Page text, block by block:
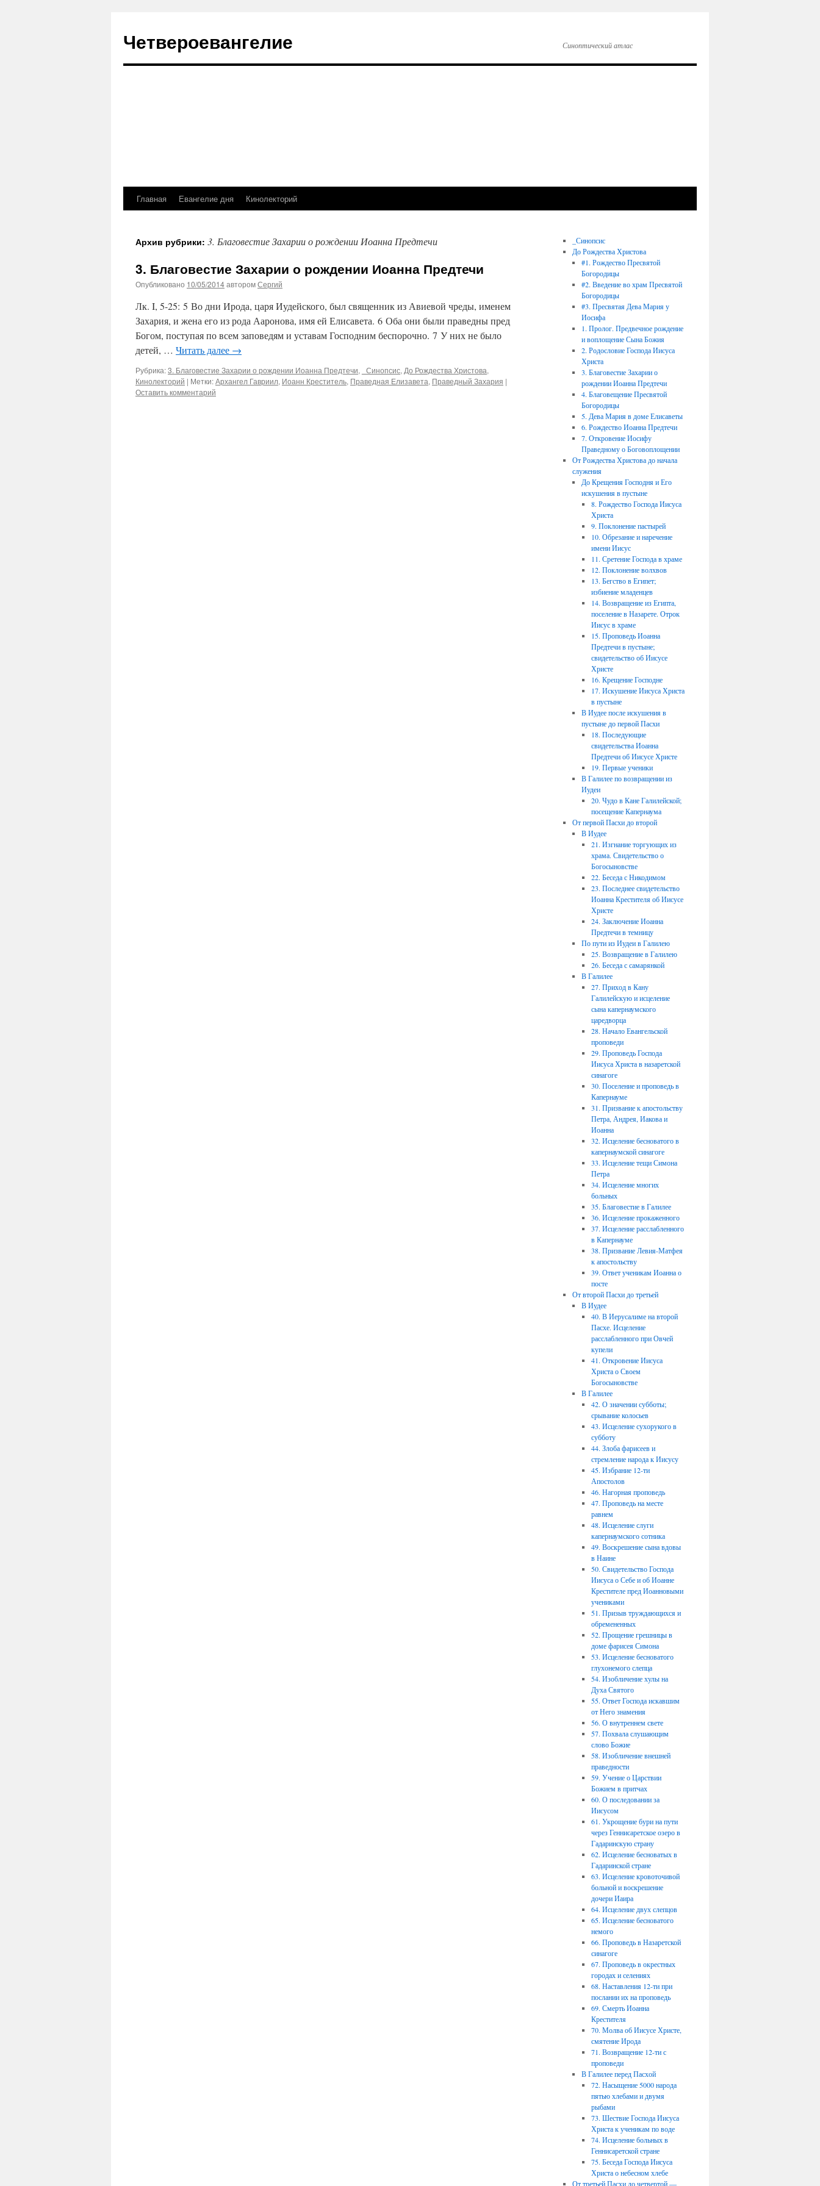
Четвероевангелие Синоптический атлас
Перейти
содержимому
Главная Евангелие дня Кинолекторий
Архив рубрики: 3. Благовестие Захарии о рождении Иоанна Предтечи
3. Благовестие Захарии о рождении Иоанна Предтечи
Опубликовано 10/05/2014авторомСергий
Лк. I, 5-25: 5 Во дни Ирода, царя Иудейского, был священник из Авиевой чреды, именем
Захария, и жена его из рода Ааронова, имя ей Елисавета. 6 Оба они были праведны пред
Богом, поступая по всем заповедям и уставам Господним беспорочно. 7 У них не было
детей, … Читать далее →
Рубрика:3. Благовестие Захарии о рождении Иоанна Предтечи, _Синопсис, До Рождества Христова,
Кинолекторий | Метки:Архангел Гавриил, Иоанн Креститель, Праведная Елизавета, Праведный Захария |
Оставить комментарий
_Синопсис
До Рождества Христова
#1. Рождество Пресвятой
Богородицы
#2. Введение во храм Пресвятой
Богородицы
#3. Пресвятая Дева Мария у
Иосифа
1. Пролог. Предвечное рождение
и воплощение Сына Божия
2. Родословие Господа Иисуса
Христа
3. Благовестие Захарии о
рождении Иоанна Предтечи
4. Благовещение Пресвятой
Богородицы
5. Дева Мария в доме Елисаветы
6. Рождество Иоанна Предтечи
7. Откровение Иосифу
Праведному о Боговоплощении
От Рождества Христова до начала
служения
До Крещения Господня и Его
искушения в пустыне
8. Рождество Господа Иисуса
Христа
9. Поклонение пастырей
10. Обрезание и наречение
имени Иисус
11. Сретение Господа в храме
12. Поклонение волхвов
13. Бегство в Египет;
избиение младенцев
14. Возвращение из Египта,
поселение в Назарете. Отрок
Иисус в храме
15. Проповедь Иоанна
Предтечи в пустыне;
свидетельство об Иисусе
Христе
16. Крещение Господне
17. Искушение Иисуса Христа
в пустыне
В Иудее после искушения в
пустыне до первой Пасхи
18. Последующие
свидетельства Иоанна
Предтечи об Иисусе Христе
19. Первые ученики
В Галилее по возвращении из
Иудеи
20. Чудо в Кане Галилейской;
посещение Капернаума
От первой Пасхи до второй
В Иудее
21. Изгнание торгующих из
храма. Свидетельство о
Богосыновстве
22. Беседа с Никодимом
23. Последнее свидетельство
Иоанна Крестителя об Иисусе
Христе
24. Заключение Иоанна
Предтечи в темницу
По пути из Иудеи в Галилею
25. Возвращение в Галилею
26. Беседа с самарянкой
В Галилее
27. Приход в Кану
Галилейскую и исцеление
сына капернаумского
царедворца
28. Начало Евангельской
проповеди
29. Проповедь Господа
Иисуса Христа в назаретской
синагоге
30. Поселение и проповедь в
Капернауме
31. Призвание к апостольству
Петра, Андрея, Иакова и
Иоанна
32. Исцеление бесноватого в
капернаумской синагоге
33. Исцеление тещи Симона
Петра
34. Исцеление многих
больных
35. Благовестие в Галилее
36. Исцеление прокаженного
37. Исцеление расслабленного
в Капернауме
38. Призвание Левия-Матфея
к апостольству
39. Ответ ученикам Иоанна о
посте
От второй Пасхи до третьей
В Иудее
40. В Иерусалиме на второй
Пасхе. Исцеление
расслабленного при Овчей
купели
41. Откровение Иисуса
Христа о Своем
Богосыновстве
В Галилее
42. О значении субботы;
срывание колосьев
43. Исцеление сухорукого в
субботу
44. Злоба фарисеев и
стремление народа к Иисусу
45. Избрание 12-ти
Апостолов
46. Нагорная проповедь
47. Проповедь на месте
равнем
48. Исцеление слуги
капернаумского сотника
49. Воскрешение сына вдовы
в Наине
50. Свидетельство Господа
Иисуса о Себе и об Иоанне
Крестителе пред Иоанновыми
учениками
51. Призыв труждающихся и
обремененных
52. Прощение грешницы в
доме фарисея Симона
53. Исцеление бесноватого
глухонемого слепца
54. Изобличение хулы на
Духа Святого
55. Ответ Господа искавшим
от Него знамения
56. О внутреннем свете
57. Похвала слушающим
слово Божие
58. Изобличение внешней
праведности
59. Учение о Царствии
Божием в притчах
60. О последовании за
Иисусом
61. Укрощение бури на пути
через Геннисаретское озеро в
Гадаринскую страну
62. Исцеление бесноватых в
Гадаринской стране
63. Исцеление кровоточивой
больной и воскрешение
дочери Иаира
64. Исцеление двух слепцов
65. Исцеление бесноватого
немого
66. Проповедь в Назаретской
синагоге
67. Проповедь в окрестных
городах и селениях
68. Наставления 12-ти при
послании их на проповедь
69. Смерть Иоанна
Крестителя
70. Молва об Иисусе Христе,
смятение Ирода
71. Возвращение 12-ти с
проповеди
В Галилее перед Пасхой
72. Насыщение 5000 народа
пятью хлебами и двумя
рыбами
73. Шествие Господа Иисуса
Христа к ученикам по воде
74. Исцеление больных в
Геннисаретской стране
75. Беседа Господа Иисуса
Христа о небесном хлебе
От третьей Пасхи до четвертой —